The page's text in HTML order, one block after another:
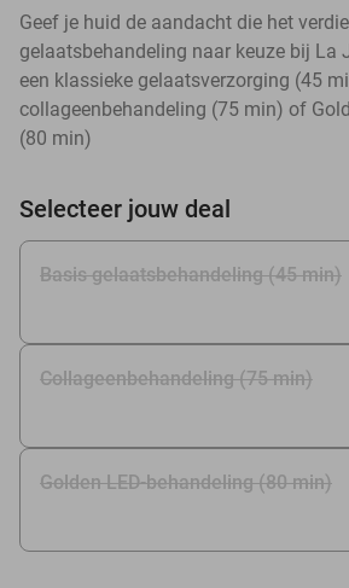
Geef je huid de aandacht die het
gelaatsbehandeling naar keuze bij La
een klassieke gelaatsverzorging (45
collageenbehandeling (75 min) of
(80 min)
Selecteer jouw deal
Basis gelaatsbehandeling (45 min)
Collageenbehandeling (75 min)
Golden LED-behandeling (80 min)